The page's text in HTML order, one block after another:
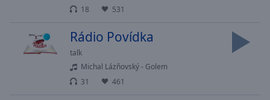
window.
18
531
Rádio Povídka
talk
Michal Lázňovský - Golem
31
461